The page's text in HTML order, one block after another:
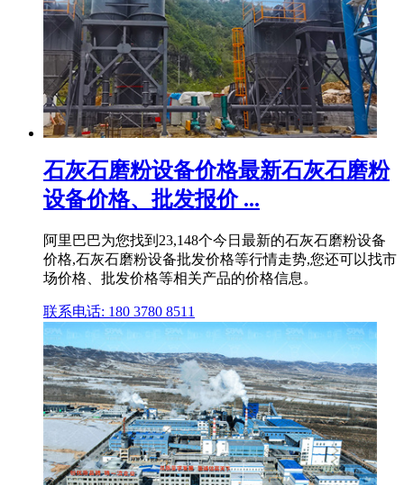
石灰石磨粉设备价格最新石灰石磨粉
设备价格、批发报价 ...
阿里巴巴为您找到23,148个今日最新的石灰石磨粉设备
价格,石灰石磨粉设备批发价格等行情走势,您还可以找市
场价格、批发价格等相关产品的价格信息。
联系电话: 180 3780 8511